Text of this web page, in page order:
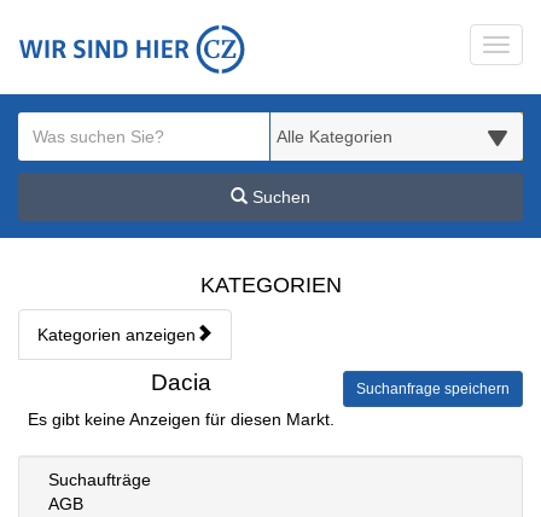
Suchen
Kategorien & Anzeigen
KATEGORIEN
Kategorien anzeigen
Bedienhinweis: Navigieren Sie mit Tab (Shift+Tab zurück).
Rubrik:
Dacia Suchanfrage speichern
Es gibt keine Anzeigen für diesen Markt.
Suchaufträge
AGB